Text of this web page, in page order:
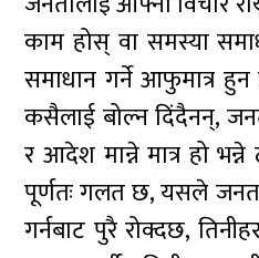
काम होस् वा समस्या
समाधान गर्ने आफुमात्र
कसैलाई बोल्न दिंदैनन्,
र आदेश मान्ने मात्र हो
पूर्णतः गलत छ, यसले
गर्नबाट पुरै रोक्दछ,